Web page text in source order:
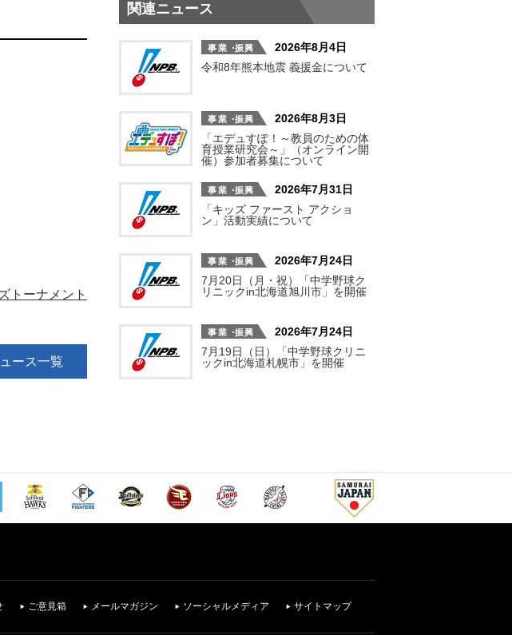
トーナメント
ース一覧
関連ニュース
2026年8月4日
令和8年熊本地震 義援金について
2026年8月3日
「エデュすぽ！～教員のための体
育授業研究会～」（オンライン開
催）参加者募集について
2026年7月31日
「キッズ ファースト アクショ
ン」活動実績について
2026年7月24日
7月20日（月・祝）「中学野球ク
リニックin北海道旭川市」を開催
2026年7月24日
7月19日（日）「中学野球クリニ
ックin北海道札幌市」を開催
ご意見箱 メールマガジン ソーシャルメディア サイトマップ